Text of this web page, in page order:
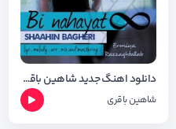
دانلود اهنگ جدید شاهین باقری به نام بی نهایت + متن و شعر
شاهین باقری